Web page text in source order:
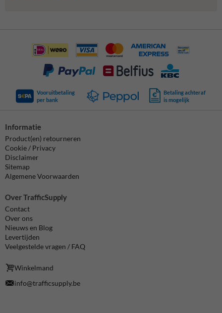
Vooruitbetaling
per bank
Betaling achteraf
is mogelijk
Informatie
Product(en) retourneren
Cookie / Privacy
Disclaimer
Sitemap
Algemene Voorwaarden
Over TrafficSupply
Contact
Over ons
Nieuws en Blog
Levertijden
Veelgestelde vragen / FAQ
Winkelmand
info@trafficsupply.be